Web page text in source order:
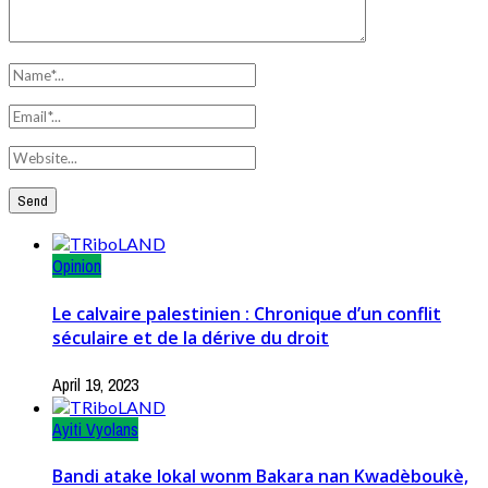
Opinion
Le calvaire palestinien : Chronique d’un conflit
séculaire et de la dérive du droit
April 19, 2023
Ayiti Vyolans
Bandi atake lokal wonm Bakara nan Kwadèboukè,